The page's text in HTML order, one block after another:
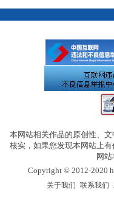
本网站相关作品的原创性、
核实，如果您发现本网站上
网
Copyright © 2012-2020
关于我们 联系我们